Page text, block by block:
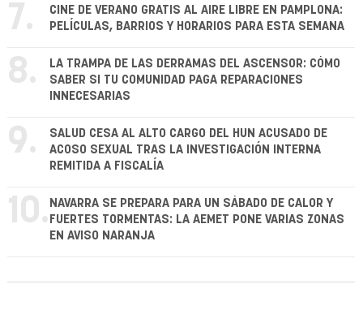
7.
CINE DE VERANO GRATIS AL AIRE LIBRE EN PAMPLONA:
PELÍCULAS, BARRIOS Y HORARIOS PARA ESTA SEMANA
8.
LA TRAMPA DE LAS DERRAMAS DEL ASCENSOR: CÓMO
SABER SI TU COMUNIDAD PAGA REPARACIONES
INNECESARIAS
9.
SALUD CESA AL ALTO CARGO DEL HUN ACUSADO DE
ACOSO SEXUAL TRAS LA INVESTIGACIÓN INTERNA
REMITIDA A FISCALÍA
10. NAVARRA SE PREPARA PARA UN SÁBADO DE CALOR Y
FUERTES TORMENTAS: LA AEMET PONE VARIAS ZONAS
EN AVISO NARANJA